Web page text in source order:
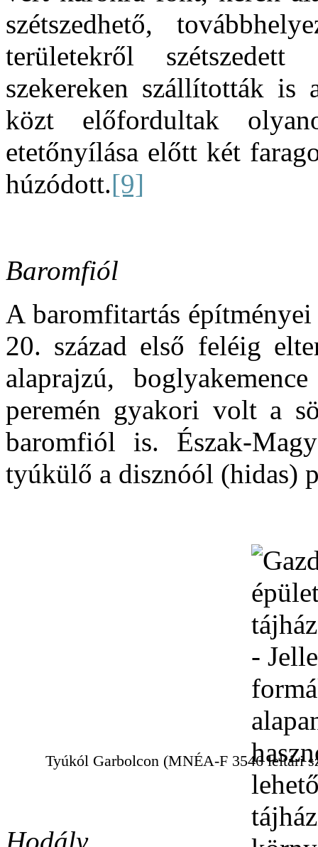
szétszedhető,
területekről
szekereken szállították
közt előfordultak
etetőnyílása előtt két
húzódott.[9]
Baromfiól
A baromfitartás
20. század első feléig
alaprajzú,
peremén gyakori volt a
baromfiól is. Észak-
tyúkülő a disznóól (hidas)
Tyúkól Garbolcon (MNÉA-F 3546 leltári
Hodály